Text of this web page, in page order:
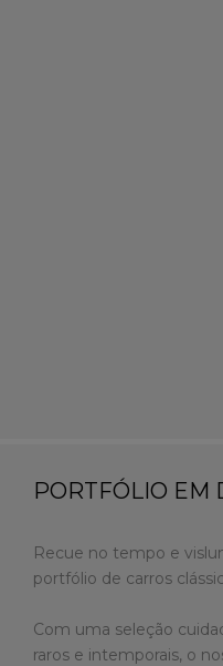
PORTFÓLIO EM
Recue no tempo e
portfólio de carros
Com uma seleção
raros e intemporais, o